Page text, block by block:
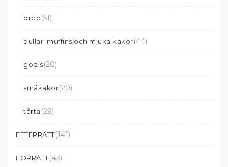
bröd(51)
bullar, muffins och mjuka kakor(44)
godis(20)
småkakor(20)
tårta (29)
EFTERRÄTT(141)
FÖRRÄTT(43)